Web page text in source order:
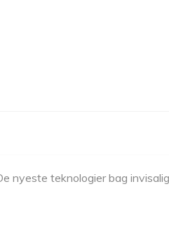
nyeste teknologier bag